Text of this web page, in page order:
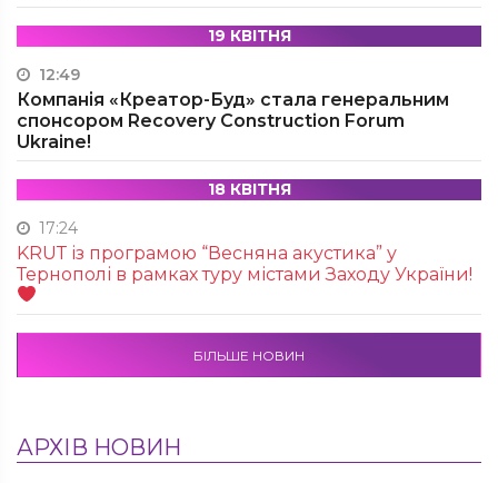
19 КВІТНЯ
12:49
Компанія «Креатор-Буд» стала генеральним
спонсором Recovery Construction Forum
Ukraine!
18 КВІТНЯ
17:24
KRUТ із програмою “Весняна акустика” у
Тернополі в рамках туру містами Заходу України!
БІЛЬШЕ НОВИН
АРХІВ НОВИН